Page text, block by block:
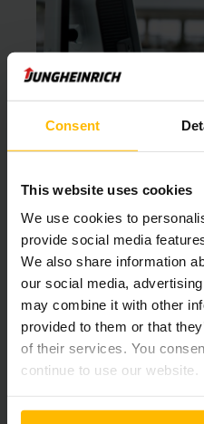
Consent
This website uses cookies
We use cookies to
provide social media
We also share information
our social media,
may combine it with other
provided to them or that
of their services. You
continue to use our website.
REGÁLY A LOGISTICKÉ
E-mail:
Telefon
+420 313 333
KONTAKTUJTE NÁS